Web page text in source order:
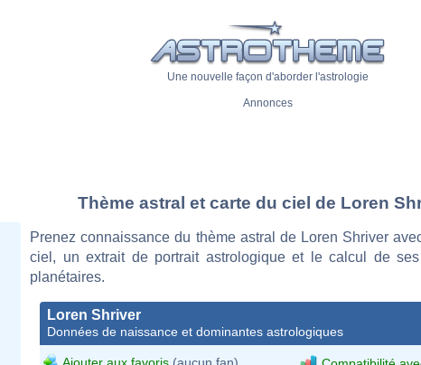
Une nouvelle façon d'aborder l'astrologie
Annonces
Thème astral et carte du ciel de Loren
Prenez connaissance du thème astral de Loren Shriver
ciel, un extrait de portrait astrologique et le calcul de
planétaires.
Loren Shriver
Données de naissance et dominantes astrologiques
Ajouter aux favoris (aucun fan)